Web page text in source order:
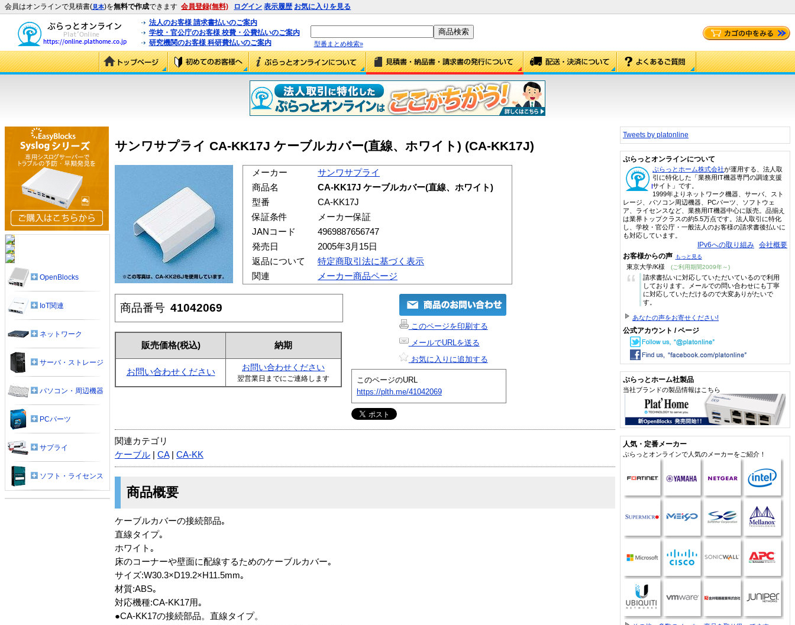
会員はオンラインで見積書(見本)を無料で作成できます 会員登録(無料) ログイン 表示履歴 お気に入りを見る
法人のお客様 請求書払いのご案内
学校・官公庁のお客様 校費・公費払いのご案内
研究機関のお客様 科研費払いのご案内
型番まとめ検索»
サンワサプライ CA-KK17J ケーブルカバー(直線、ホワイト) (CA-KK17J)
メーカー
サンワサプライ
商品名
CA-KK17J ケーブルカバー(直線、ホワイト)
型番
CA-KK17J
保証条件
メーカー保証
JANコード
4969887656747
発売日
2005年3月15日
返品について
特定商取引法に基づく表示
関連
メーカー商品ページ
商品番号 41042069
販売価格(税込) 納期
お問い合わせください お問い合わせください
翌営業日までにご連絡します
このページを印刷する
メールでURLを送る
お気に入りに追加する
このページのURL
https://plth.me/41042069
関連カテゴリ
ケーブル
CA| CA-KK
商品概要
ケーブルカバーの接続部品｡
直線タイプ｡
ホワイト｡
床のコーナーや壁面に配線するためのケーブルカバー｡
サイズ:W30.3×D19.2×H11.5mm｡
材質:ABS｡
対応機種:CA-KK17用｡
●CA-KK17の接続部品。直線タイプ。
OpenBlocks
IoT関連
ネットワーク
サーバ・ストレージ
パソコン・周辺機器
PCパーツ
サプライ
ソフト・ライセンス
Tweets by platonline
ぷらっとオンラインについて
ぷらっとホーム株式会社が運用する、法人取
引に特化した「業務用IT機器専門の調達支援
サイト」です。
1999年よりネットワーク機器、サーバ、スト
レージ、パソコン周辺機器、PCパーツ、ソフトウェ
ア、ライセンスなど、業務用IT機器中心に販売。品揃え
は業界トップクラスの約5.5万点です。法人取引に特化
し、学校・官公庁・一般法人のお客様の請求書後払いに
も対応しています。
IPv6への取り組み 会社概要
お客様からの声 もっと見る
東京大学/K様 (ご利用期間2009年～)
“
請求書払いに対応していただいているので利用
しております。メールでの問い合わせにも丁寧
に対応していただけるので大変ありがたいで
す。
あなたの声をお寄せください!
公式アカウント / ページ
ぷらっとホーム社製品
当社ブランドの製品情報はこちら
人気・定番メーカー
ぷらっとオンラインで人気のメーカーをご紹介！